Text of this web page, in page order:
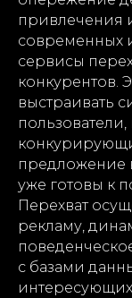
привлечения
современных
сервисы
конкурентов.
выстраивать
предложение
уже готовы к
Перехват
рекламу,
с базами